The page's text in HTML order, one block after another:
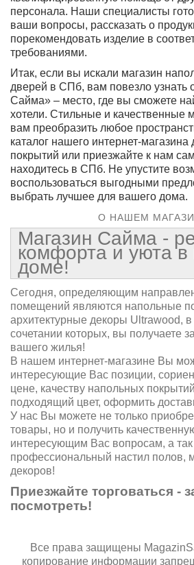
персонала. Наши специалисты
ваши вопросы, рассказать о
порекомендовать изделие в
требованиями.
Итак, если вы искали магазин
дверей в СПб, вам повезло узнать
Сайма» – место, где вы сможете
хотели. Стильные и качественные
вам преобразить любое
каталог нашего интернет-
покрытий или приезжайте к нам
находитесь в СПб. Не упустите
воспользоваться выгодными
выбрать лучшее для вашего дома.
О НАШЕМ
Магазин Сайма -
комфорта и уюта
доме!
Сегодня, определяющим
помещений являются напольные
архитектурные декоры Ultrawood,
сочетании которых, вы получаете
вашего жилья!
В нашем интернет-магазине Вы
интересующие Вас позиции,
цене, качеству напольных
подходящий цвет, оформить
У нас Вы можете не только
товары, но и получить
интересующим Вас вопросам, а
профессиональный настил полов,
декоров!
Приезжайте торговаться -
посмотреть!
Все права защищены
копирование информации